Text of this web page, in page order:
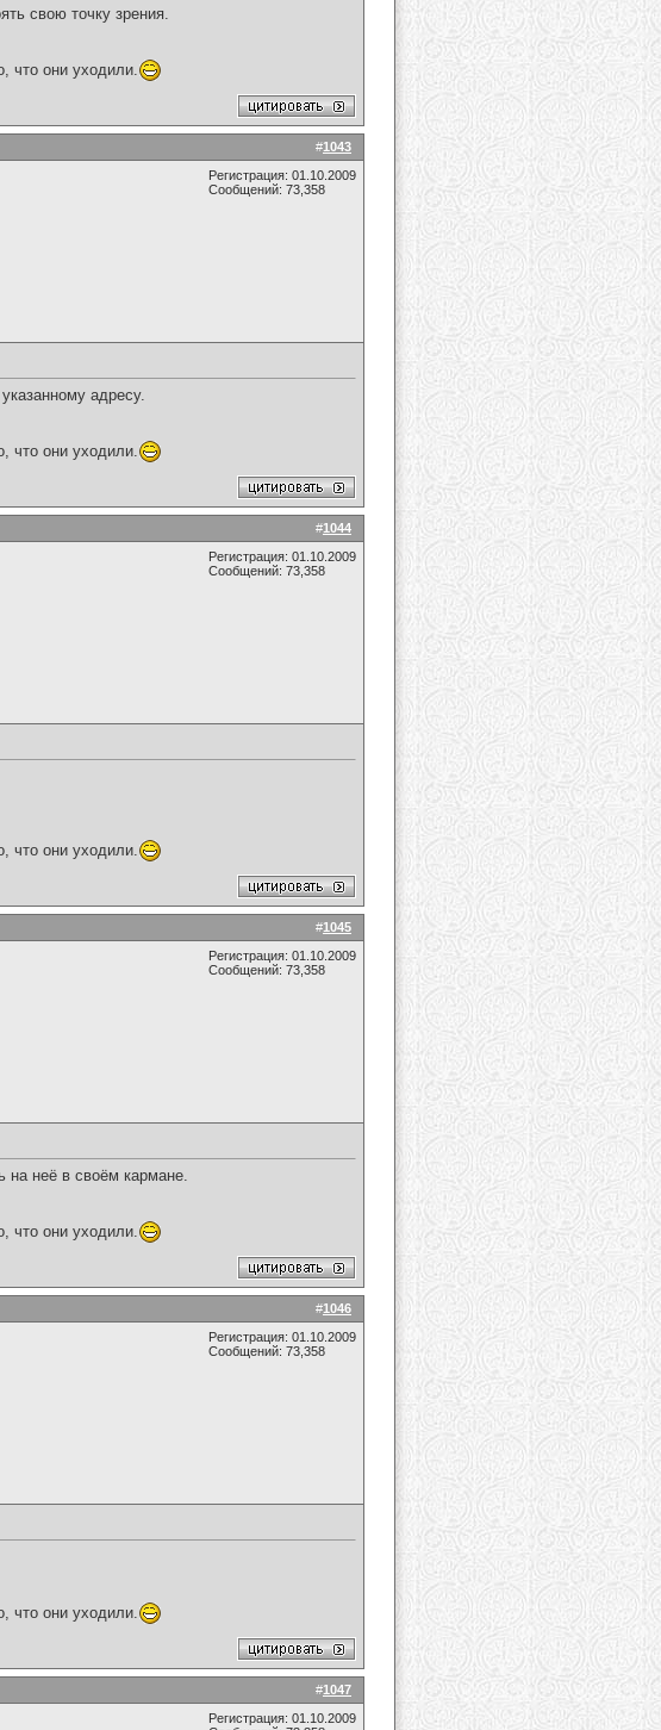
свою точку зрения.
что они уходили.
#1043
Регистрация: 01.10.2009
Сообщений: 73,358
адресу.
что они уходили.
#1044
Регистрация: 01.10.2009
Сообщений: 73,358
что они уходили.
#1045
Регистрация: 01.10.2009
Сообщений: 73,358
на неё в своём кармане.
что они уходили.
#1046
Регистрация: 01.10.2009
Сообщений: 73,358
что они уходили.
#1047
Регистрация: 01.10.2009